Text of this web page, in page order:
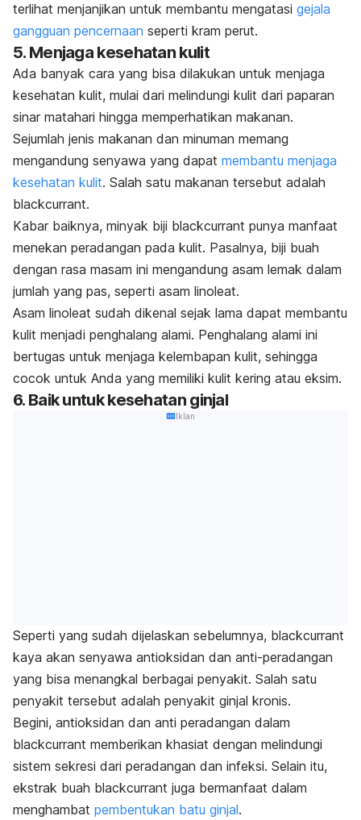
terlihat menjanjikan untuk membantu mengatasi gejala
gangguan pencernaan seperti kram perut.
5. Menjaga kesehatan kulit
Ada banyak cara yang bisa dilakukan untuk menjaga
kesehatan kulit, mulai dari melindungi kulit dari paparan
sinar matahari hingga memperhatikan makanan.
Sejumlah jenis makanan dan minuman memang
mengandung senyawa yang dapat membantu menjaga
kesehatan kulit. Salah satu makanan tersebut adalah
blackcurrant.
Kabar baiknya, minyak biji blackcurrant punya manfaat
menekan peradangan pada kulit. Pasalnya, biji buah
dengan rasa masam ini mengandung asam lemak dalam
jumlah yang pas, seperti asam linoleat.
Asam linoleat sudah dikenal sejak lama dapat membantu
kulit menjadi penghalang alami. Penghalang alami ini
bertugas untuk menjaga kelembapan kulit, sehingga
cocok untuk Anda yang memiliki kulit kering atau eksim.
6. Baik untuk kesehatan ginjal
Iklan
Seperti yang sudah dijelaskan sebelumnya, blackcurrant
kaya akan senyawa antioksidan dan anti-peradangan
yang bisa menangkal berbagai penyakit. Salah satu
penyakit tersebut adalah penyakit ginjal kronis.
Begini, antioksidan dan anti peradangan dalam
blackcurrant memberikan khasiat dengan melindungi
sistem sekresi dari peradangan dan infeksi. Selain itu,
ekstrak buah blackcurrant juga bermanfaat dalam
menghambat pembentukan batu ginjal.